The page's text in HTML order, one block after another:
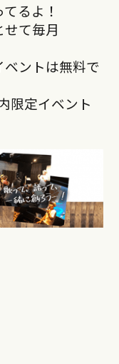
るよ！
て毎月
ントは無料で
限定イベント